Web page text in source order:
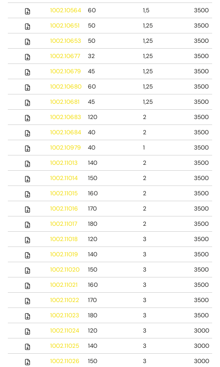
1002.10564
60 1,5
3500
1002.10651
50 1,25
3500
1002.10653
50 1,25
3500
1002.10677
32 1,25
3500
1002.10679
45 1,25
3500
1002.10680
60 1,25
3500
1002.10681
45 1,25
3500
1002.10683
120 2
3500
1002.10684
40 2
3500
1002.10979
40 1
3500
1002.11013
140 2
3500
1002.11014
150 2
3500
1002.11015
160 2
3500
1002.11016
170 2
3500
1002.11017
180 2
3500
1002.11018
120 3
3500
1002.11019
140 3
3500
1002.11020
150 3
3500
1002.11021
160 3
3500
1002.11022
170 3
3500
1002.11023
180 3
3500
1002.11024
120 3
3000
1002.11025
140 3
3000
1002.11026
150 3
3000